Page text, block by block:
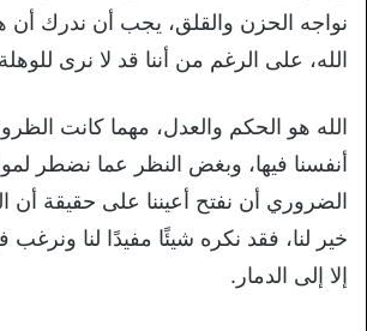
نواجه الحزن والقلق، يجب أن ندرك أن
الله، على الرغم من أننا قد لا نرى
الله هو الحكم والعدل، مهما كانت
أنفسنا فيها، وبغض النظر عما نضطر
الضروري أن نفتح أعيننا على حقيقة أن
خير لنا، فقد نكره شيئًا مفيدًا لنا
إلا إلى الدمار.